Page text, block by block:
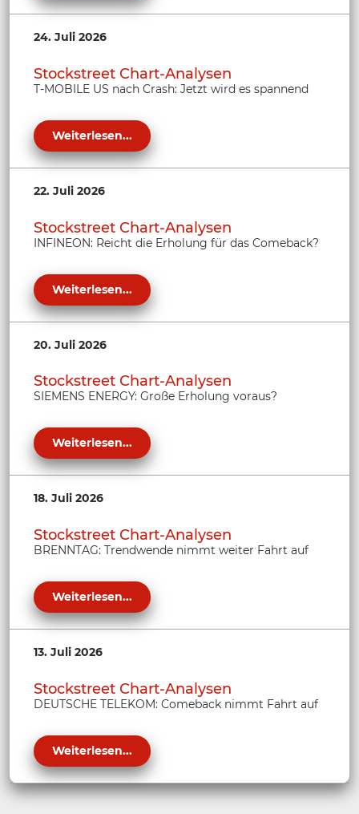
24. Juli 2026
Stockstreet Chart-Analysen
T-MOBILE US nach Crash: Jetzt wird es spannend
Weiterlesen...
22. Juli 2026
Stockstreet Chart-Analysen
INFINEON: Reicht die Erholung für das Comeback?
Weiterlesen...
20. Juli 2026
Stockstreet Chart-Analysen
SIEMENS ENERGY: Große Erholung voraus?
Weiterlesen...
18. Juli 2026
Stockstreet Chart-Analysen
BRENNTAG: Trendwende nimmt weiter Fahrt auf
Weiterlesen...
13. Juli 2026
Stockstreet Chart-Analysen
DEUTSCHE TELEKOM: Comeback nimmt Fahrt auf
Weiterlesen...